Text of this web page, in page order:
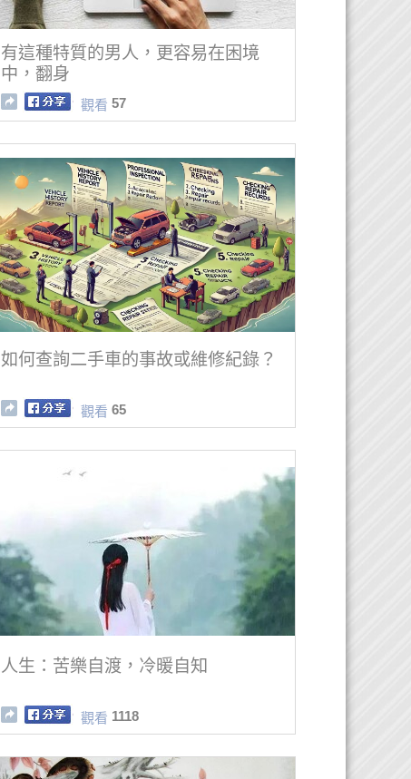
有這種特質的男人，更容易在困境
中，翻身
觀看 57
如何查詢二手車的事故或維修紀錄？
觀看 65
人生：苦樂自渡，冷暖自知
觀看 1118